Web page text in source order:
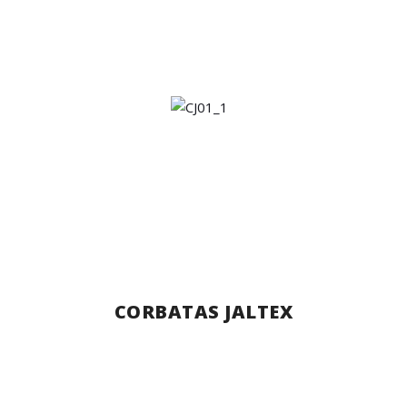
CORBATAS JALTEX